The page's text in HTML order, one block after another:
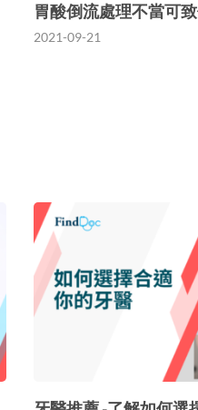
胃酸倒流處理不當可
2021-09-21